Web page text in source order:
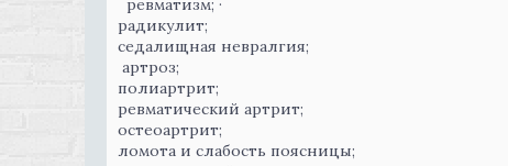
ревматизм; ·
радикулит;
седалищная невралгия;
артроз;
полиартрит;
ревматический артрит;
остеоартрит;
ломота и слабость поясницы;